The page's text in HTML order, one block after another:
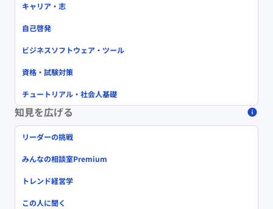
キャリア・志
自己啓発
ビジネスソフトウェア・ツール
資格・試験対策
チュートリアル・社会人基礎
知見を広げる
リーダーの挑戦
みんなの相談室Premium
トレンド経営学
この人に聞く